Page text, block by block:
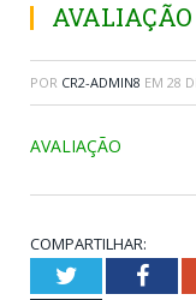
AVALIAÇÃO
POR CR2-ADMIN8 EM 28
AVALIAÇÃO
COMPARTILHAR:
Twitter